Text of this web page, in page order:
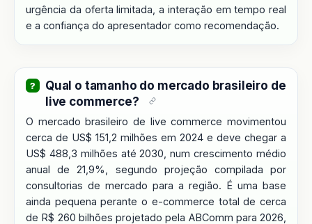
urgência da oferta limitada, a interação em tempo real
e a confiança do apresentador como recomendação.
Qual o tamanho do mercado brasileiro de
live commerce?
O mercado brasileiro de live commerce movimentou
cerca de US$ 151,2 milhões em 2024 e deve chegar a
US$ 488,3 milhões até 2030, num crescimento médio
anual de 21,9%, segundo projeção compilada por
consultorias de mercado para a região. É uma base
ainda pequena perante o e-commerce total de cerca
de R$ 260 bilhões projetado pela ABComm para 2026,